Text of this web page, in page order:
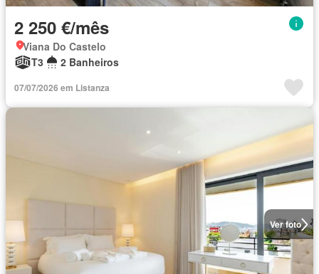
2 250 €/mês
Viana Do Castelo
T3
2 Banheiros
07/07/2026 em Listanza
Ver foto